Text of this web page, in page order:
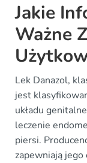
Jakie
Ważne
Lek Danazol,
jest
układu
leczenie
piersi.
zapewniają